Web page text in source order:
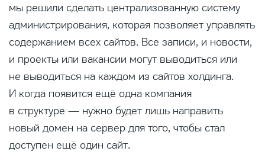
мы решили сделать централизованную систему
администрирования, которая позволяет управлять
содержанием всех сайтов. Все записи, и новости,
и проекты или вакансии могут выводиться или
не выводиться на каждом из сайтов холдинга.
И когда появится ещё одна компания
в структуре — нужно будет лишь направить
новый домен на сервер для того, чтобы стал
доступен ещё один сайт.